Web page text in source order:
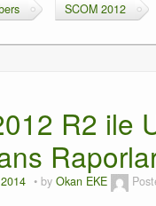
SCOM 2012
R2 ile
by Okan EKE